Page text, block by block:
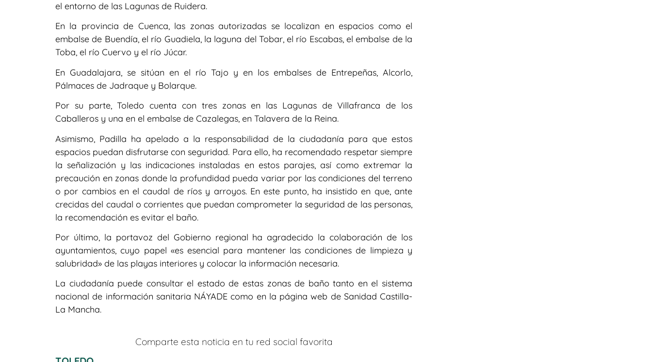
el entorno de las Lagunas de Ruidera.
En la provincia de Cuenca, las zonas autorizadas se localizan en espacios como el
embalse de Buendía, el río Guadiela, la laguna del Tobar, el río Escabas, el embalse de la
Toba, el río Cuervo y el río Júcar.
En Guadalajara, se sitúan en el río Tajo y en los embalses de Entrepeñas, Alcorlo,
Pálmaces de Jadraque y Bolarque.
Por su parte, Toledo cuenta con tres zonas en las Lagunas de Villafranca de los
Caballeros y una en el embalse de Cazalegas, en Talavera de la Reina.
Asimismo, Padilla ha apelado a la responsabilidad de la ciudadanía para que estos
espacios puedan disfrutarse con seguridad. Para ello, ha recomendado respetar siempre
la señalización y las indicaciones instaladas en estos parajes, así como extremar la
precaución en zonas donde la profundidad pueda variar por las condiciones del terreno
o por cambios en el caudal de ríos y arroyos. En este punto, ha insistido en que, ante
crecidas del caudal o corrientes que puedan comprometer la seguridad de las personas,
la recomendación es evitar el baño.
Por último, la portavoz del Gobierno regional ha agradecido la colaboración de los
ayuntamientos, cuyo papel «es esencial para mantener las condiciones de limpieza y
salubridad» de las playas interiores y colocar la información necesaria.
La ciudadanía puede consultar el estado de estas zonas de baño tanto en el sistema
nacional de información sanitaria NÁYADE como en la página web de Sanidad Castilla-
La Mancha.
Comparte esta noticia en tu red social favorita